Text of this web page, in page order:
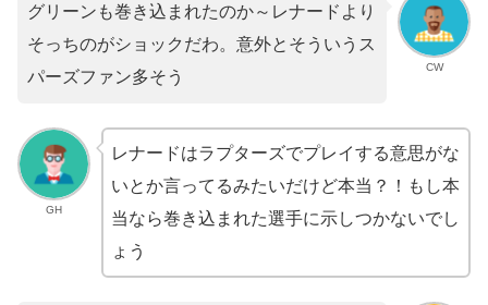
CW
グリーンも巻き込まれたのか～レナードより
そっちのがショックだわ。意外とそういうス
パーズファン多そう
GH
レナードはラプターズでプレイする意思がな
いとか言ってるみたいだけど本当？！もし本
当なら巻き込まれた選手に示しつかないでし
ょう